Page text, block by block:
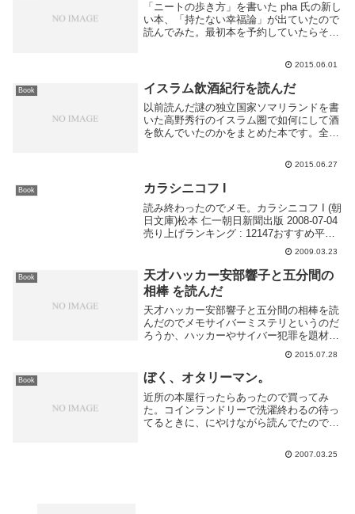
「ニートの歩き方」を書いた pha 氏の新し
い本、「持たない幸福論」が出ていたので
読んでみた。最初本を予約していたらその
なんだかよくわかりませんが働きたく無...
2015.06.01
Book イスラム飲酒紀行を読んだ
以前読んだ謎の独立国家ソマリランドを書
いた高野秀行のイスラム圏で如何にして酒
を飲んでいたのかをまとめた本です。全部
誌に書かれていたものを一冊の本に纏めた
もの+一つ書きおろしのようだ。この本で
あげられてい...
2015.06.27
Book カラシニコフ I
読み終わったのでメモ。カラシニコフ I (朝
日文庫)松本 仁一朝日新聞出版 2008-07-04
売り上げランキング : 12147おすすめ平均
Amazonで詳しく見る by G-Tools 2009.03.23
Book
天才ハッカー安部響子と五分間の
相棒 を読んだ
天才ハッカー安部響子と五分間の相棒を読
んだのでメモサイバーミステリというのだ
ろうか、ハッカーやサイバー犯罪を題材に
した小説はあまり読んだ事が無かったのだ
が、自分の興味を持っている分野でもあり
楽しめた。実際にあった事件や手順も作中
に多く取り入...
2015.07.28
Book ぼく、オタリーマン。
近所の本屋行ったらあったので買ってみ
た。コインランドリーで洗濯終わるの待っ
てるときに、にやけながら読んでたので回
2007.03.25